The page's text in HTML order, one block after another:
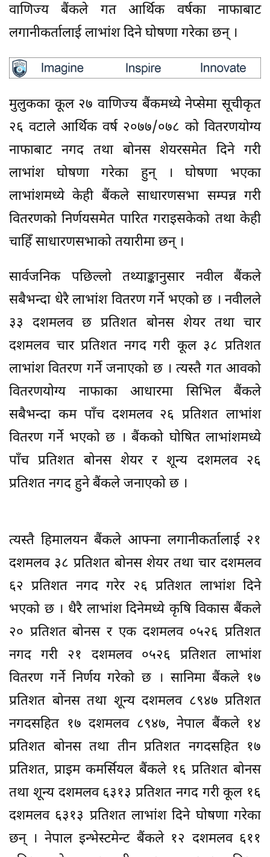
वाणिज्य बैंकले गत आर्थिक वर्षका नाफाबाट
लगानीकर्तालाई लाभांश दिने घोषणा गरेका छन् ।
मुलुकका कूल २७ वाणिज्य बैंकमध्ये नेप्सेमा सूचीकृत
२६ वटाले आर्थिक वर्ष २०७७/०७८ को वितरणयोग्य
नाफाबाट नगद तथा बोनस शेयरसमेत दिने गरी
लाभांश घोषणा गरेका हुन् । घोषणा भएका
लाभांशमध्ये केही बैंकले साधारणसभा सम्पन्न गरी
वितरणको निर्णयसमेत पारित गराइसकेको तथा केही
चाहिँ साधारणसभाको तयारीमा छन् ।
सार्वजनिक पछिल्लो तथ्याङ्कानुसार नवील बैंकले
सबैभन्दा धेरै लाभांश वितरण गर्ने भएको छ । नवीलले
३३ दशमलव छ प्रतिशत बोनस शेयर तथा चार
दशमलव चार प्रतिशत नगद गरी कूल ३८ प्रतिशत
लाभांश वितरण गर्ने जनाएको छ । त्यस्तै गत आवको
वितरणयोग्य नाफाका आधारमा सिभिल बैंकले
सबैभन्दा कम पाँच दशमलव २६ प्रतिशत लाभांश
वितरण गर्ने भएको छ । बैंकको घोषित लाभांशमध्ये
पाँच प्रतिशत बोनस शेयर र शून्य दशमलव २६
प्रतिशत नगद हुने बैंकले जनाएको छ ।
त्यस्तै हिमालयन बैंकले आफ्ना लगानीकर्तालाई २१
दशमलव ३८ प्रतिशत बोनस शेयर तथा चार दशमलव
६२ प्रतिशत नगद गरेर २६ प्रतिशत लाभांश दिने
भएको छ । धैरै लाभांश दिनेमध्ये कृषि विकास बैंकले
२० प्रतिशत बोनस र एक दशमलव ०५२६ प्रतिशत
नगद गरी २१ दशमलव ०५२६ प्रतिशत लाभांश
वितरण गर्ने निर्णय गरेको छ । सानिमा बैंकले १७
प्रतिशत बोनस तथा शून्य दशमलव ८९४७ प्रतिशत
नगदसहित १७ दशमलव ८९४७, नेपाल बैंकले १४
प्रतिशत बोनस तथा तीन प्रतिशत नगदसहित १७
प्रतिशत, प्राइम कमर्सियल बैंकले १६ प्रतिशत बोनस
तथा शून्य दशमलव ६३१३ प्रतिशत नगद गरी कूल १६
दशमलव ६३१३ प्रतिशत लाभांश दिने घोषणा गरेका
छन् । नेपाल इन्भेस्टमेन्ट बैंकले १२ दशमलव ६११